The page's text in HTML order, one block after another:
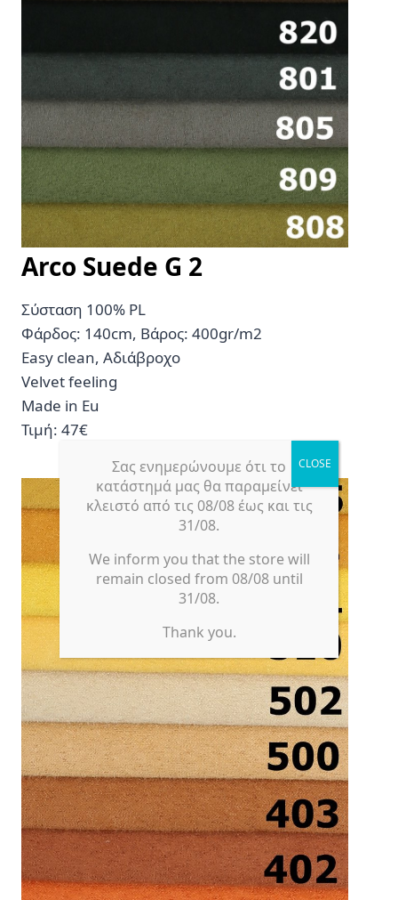
Αrco Suede G 2
Σύσταση 100% PL
Φάρδος: 140cm, Βάρος: 400gr/m2
Easy clean, Αδιάβροχο
Velvet feeling
Made in Eu
Τιμή: 47€
Σας ενημερώνουμε ότι το
κατάστημά μας θα παραμείνει
κλειστό από τις 08/08 έως και τις
31/08.
We inform you that the store will
remain closed from 08/08 until
31/08.
Thank you.